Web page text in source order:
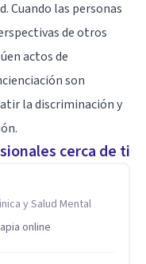
Cuando las personas
de otros
actos de
son
la discriminación y
cerca de ti
y Salud Mental
online